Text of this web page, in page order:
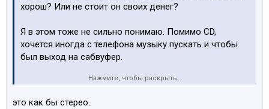
хорош? Или не стоит он своих денег?
Я в этом тоже не сильно понимаю. Помимо СD,
хочется иногда с телефона музыку пускать и чтобы
был выход на сабвуфер.
https://ru.yamaha.com/ru/products/audio_visual/hifi_co
Нажмите, чтобы раскрыть...
это как бы стерео..